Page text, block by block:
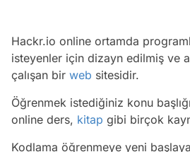
Hackr.io online ortamda
isteyenler için dizayn edilmiş ve
çalışan bir web sitesidir.
Öğrenmek istediğiniz konu
online ders, kitap gibi birçok
Kodlama öğrenmeye yeni